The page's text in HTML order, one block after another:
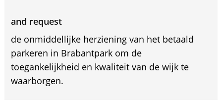
and request
de onmiddellijke herziening van het betaald
parkeren in Brabantpark om de
toegankelijkheid en kwaliteit van de wijk te
waarborgen.